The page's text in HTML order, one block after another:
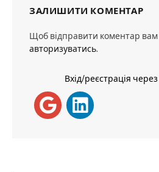
ЗАЛИШИТИ КОМЕНТАР
Щоб відправити коментар вам
авторизуватись.
Вхід/реєстрація